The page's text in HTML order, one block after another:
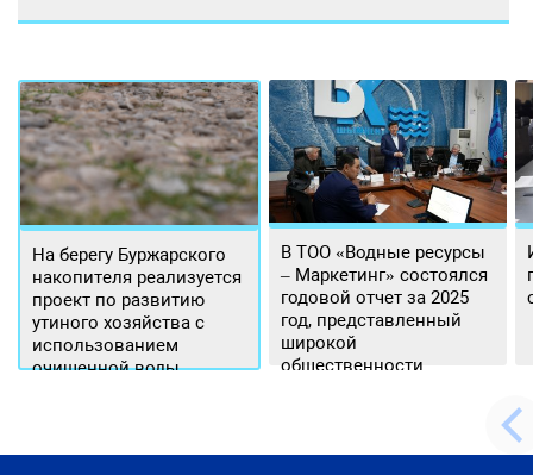
На берегу Буржарского
накопителя реализуется
проект по развитию
утиного хозяйства с
использованием
очищенной воды
В ТОО «Водные ресурсы
– Маркетинг» состоялся
годовой отчет за 2025
год, представленный
широкой
общественности.